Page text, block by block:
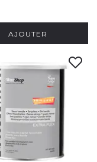
AJOUTER